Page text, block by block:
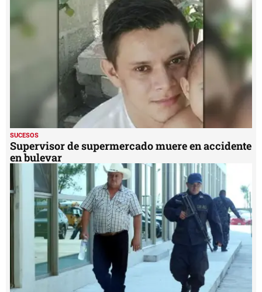
SUCESOS
Supervisor de supermercado muere en accidente
en bulevar